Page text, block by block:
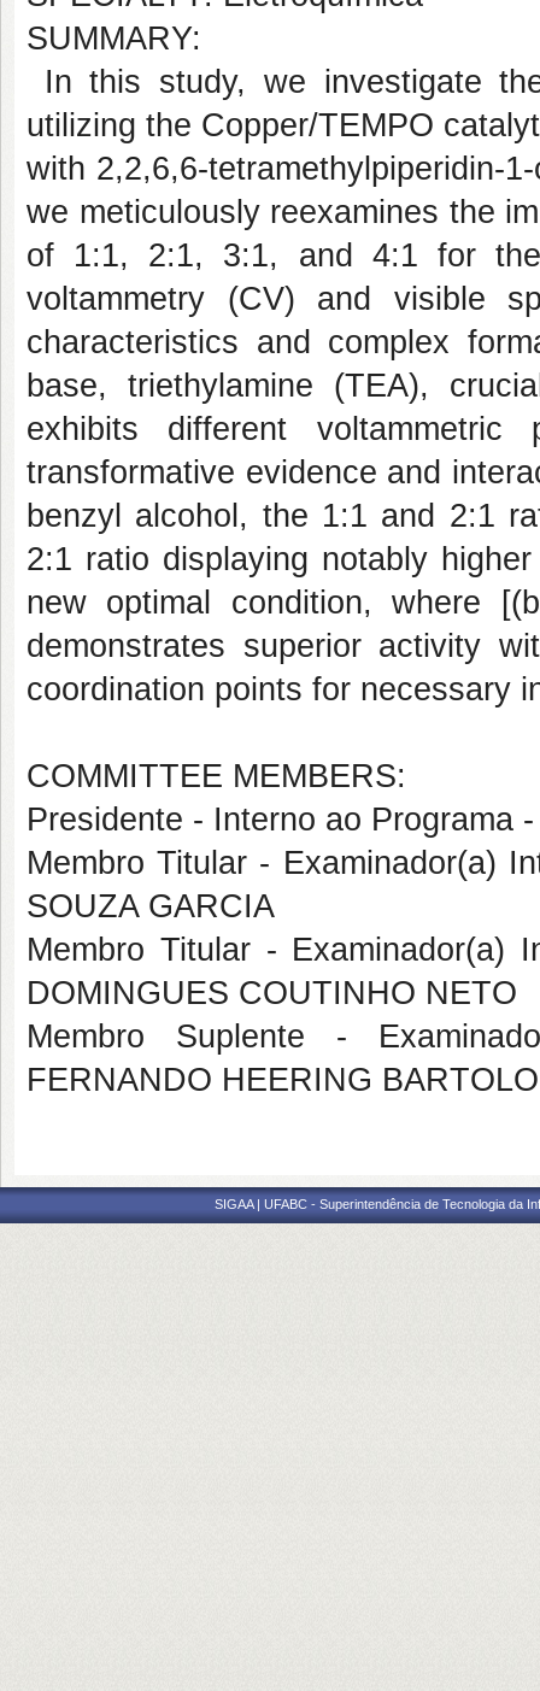
SUMMARY:
In this study, we investigate
utilizing the Copper/TEMPO
with 2,2,6,6-tetramethylpiperidin-
we meticulously reexamines the
of 1:1, 2:1, 3:1, and 4:1 for
voltammetry (CV) and visible
characteristics and complex
base, triethylamine (TEA),
exhibits different
transformative evidence and
benzyl alcohol, the 1:1 and 2:1
2:1 ratio displaying notably
new optimal condition, where
demonstrates superior activity
coordination points for necessary
COMMITTEE MEMBERS:
Presidente - Interno ao Programa
Membro Titular - Examinador(a)
SOUZA GARCIA
Membro Titular - Examinador(a)
DOMINGUES COUTINHO NETO
Membro Suplente -
FERNANDO HEERING
SIGAA | UFABC - Superintendência de Tecnologia da